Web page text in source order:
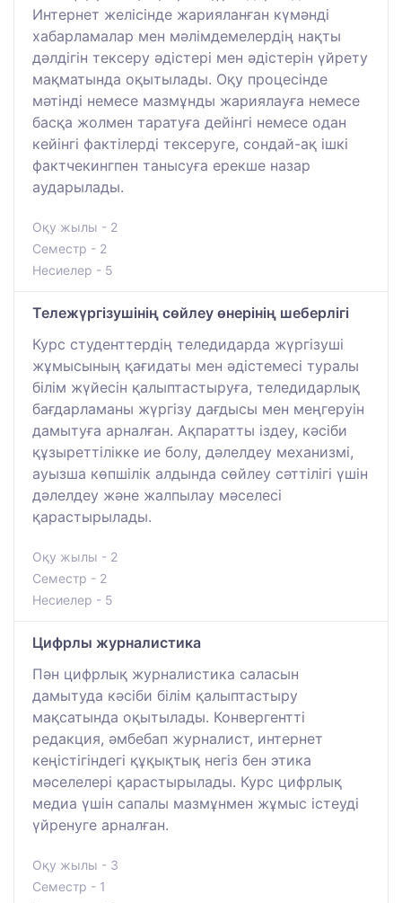
Интернет желісінде жарияланған күмәнді
хабарламалар мен мәлімдемелердің нақты
дәлдігін тексеру әдістері мен әдістерін үйрету
мақматында оқытылады. Оқу процесінде
мәтінді немесе мазмұнды жариялауға немесе
басқа жолмен таратуға дейінгі немесе одан
кейінгі фактілерді тексеруге, сондай-ақ ішкі
фактчекингпен танысуға ерекше назар
аударылады.
Оқу жылы - 2
Семестр - 2
Несиелер - 5
Тележүргізушінің сөйлеу өнерінің шеберлігі
Курс студенттердің теледидарда жүргізуші
жұмысының қағидаты мен әдістемесі туралы
білім жүйесін қалыптастыруға, теледидарлық
бағдарламаны жүргізу дағдысы мен меңгеруін
дамытуға арналған. Ақпаратты іздеу, кәсіби
құзыреттілікке ие болу, дәлелдеу механизмі,
ауызша көпшілік алдында сөйлеу сәттілігі үшін
дәлелдеу және жалпылау мәселесі
қарастырылады.
Оқу жылы - 2
Семестр - 2
Несиелер - 5
Цифрлы журналистика
Пән цифрлық журналистика саласын
дамытуда кәсіби білім қалыптастыру
мақсатында оқытылады. Конвергентті
редакция, әмбебап журналист, интернет
кеңістігіндегі құқықтық негіз бен этика
мәселелері қарастырылады. Курс цифрлық
медиа үшін сапалы мазмұнмен жұмыс істеуді
үйренуге арналған.
Оқу жылы - 3
Семестр - 1